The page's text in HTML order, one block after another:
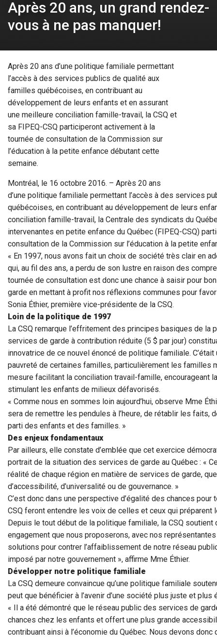
Après 20 ans, un grand rendez-
vous à ne pas manquer!
Après 20 ans d’une politique familiale permettant
l’accès à des services publics de qualité aux
familles québécoises, en contribuant au
développement de leurs enfants et en assurant
une meilleure conciliation famille-travail, la CSQ et
sa FIPEQ-CSQ participeront activement à la
tournée de consultation de la Commission sur
l’éducation à la petite enfance débutant cette
semaine.
Montréal, le 16 octobre 2016. – Après 20 ans
d’une politique familiale permettant l’accès à des services
québécoises, en contribuant au développement de leurs
conciliation famille-travail, la Centrale des syndicats du
intervenantes en petite enfance du Québec (FIPEQ-CSQ)
consultation de la Commission sur l’éducation à la petite
« En 1997, nous avons fait un choix de société très clair en
qui, au fil des ans, a perdu de son lustre en raison des
tournée de consultation est donc une chance à saisir pour
garde en mettant à profit nos réflexions communes pour
Sonia Éthier, première vice-présidente de la CSQ.
Loin de la politique de 1997
La CSQ remarque l’effritement des principes basiques de la
services de garde à contribution réduite (5 $ par jour)
innovatrice de ce nouvel énoncé de politique familiale.
pauvreté de certaines familles, particulièrement les familles
mesure facilitant la conciliation travail-famille, encourageant
stimulant les enfants de milieux défavorisés.
« Comme nous en sommes loin aujourd’hui, observe Mme
sera de remettre les pendules à l’heure, de rétablir les faits,
parti des enfants et des familles. »
Des enjeux fondamentaux
Par ailleurs, elle constate d’emblée que cet exercice
portrait de la situation des services de garde au Québec : «
réalité de chaque région en matière de services de garde,
d’accessibilité, d’universalité ou de gouvernance. »
C’est donc dans une perspective d’égalité des chances
CSQ feront entendre les voix de celles et ceux qui
Depuis le tout début de la politique familiale, la CSQ
engagement que nous proposerons, avec nos
solutions pour contrer l’affaiblissement de notre réseau
imposé par notre gouvernement », affirme Mme Éthier.
Développer notre politique familiale
La CSQ demeure convaincue qu’une politique familiale
peut que bénéficier à l’avenir d’une société plus juste et plus
« Il a été démontré que le réseau public des services de
chances chez les enfants et offert une plus grande
contribuant ainsi à l’économie du Québec. Nous devons